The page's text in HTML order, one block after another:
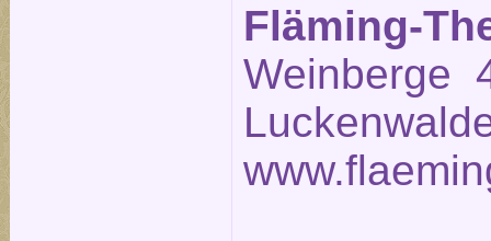
Fläming-
Weinberge